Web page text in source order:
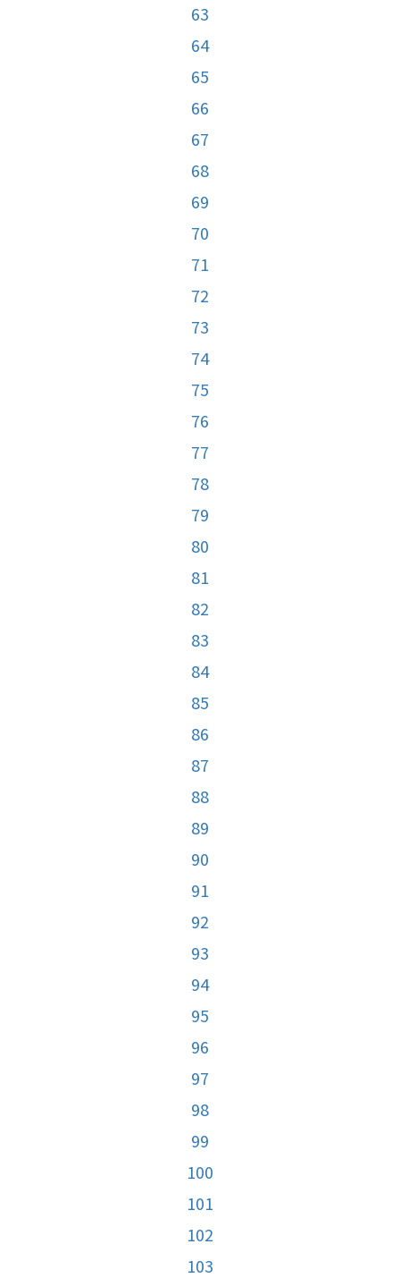
63
64
65
66
67
68
69
70
71
72
73
74
75
76
77
78
79
80
81
82
83
84
85
86
87
88
89
90
91
92
93
94
95
96
97
98
99
100
101
102
103